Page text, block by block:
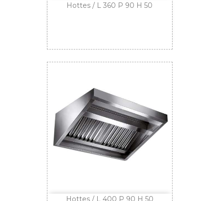
Hottes / L 360 P 90 H 50
Hottes / L 400 P 90 H 50